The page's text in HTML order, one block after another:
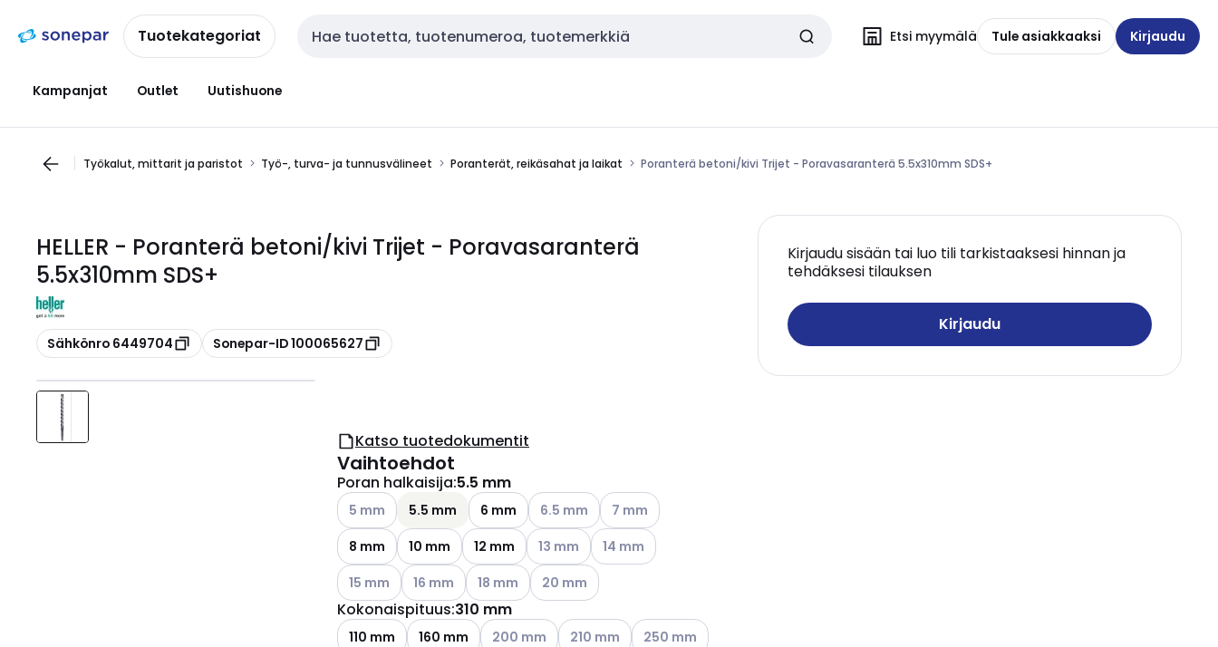
navigointiinsisältöönTuotekategoriat Haku Etsi myymälä Tule asiakkaaksi Kirjaudu
Kampanjat Outlet Uutishuone
Työkalut, mittarit ja paristot Työ-, turva- ja tunnusvälineet Poranterät, reikäsahat ja laikat Poranterä betoni/kivi Trijet - Poravasaranterä 5.5x310mm SDS+
HELLER - Poranterä betoni/kivi Trijet - Poravasaranterä
5.5x310mm SDS+
Kopioi
Sähkönro 6449704 Kopioi
Sonepar-ID 100065627
Kirjaudu sisään tai luo tili tarkistaaksesi hinnan ja
tehdäksesi tilauksen
Kirjaudu
Katso tuotedokumentit
Vaihtoehdot
Poran halkaisija:5.5 mm
Katso käytettävissä olevat vaihtoehdot
5 mm 5.5 mm 6 mm Katso käytettävissä olevat vaihtoehdot
6.5 mm Katso käytettävissä olevat vaihtoehdot
7 mm
8 mm
10 mm 12 mm Katso käytettävissä olevat vaihtoehdot
13 mm Katso käytettävissä olevat vaihtoehdot
14 mm
Katso käytettävissä olevat vaihtoehdot
15 mm Katso käytettävissä olevat vaihtoehdot
16 mm Katso käytettävissä olevat vaihtoehdot
18 mm Katso käytettävissä olevat vaihtoehdot
20 mm
Kokonaispituus:310 mm
110 mm 160 mm Katso käytettävissä olevat vaihtoehdot
200 mm Katso käytettävissä olevat vaihtoehdot
210 mm Katso käytettävissä olevat vaihtoehdot
250 mm